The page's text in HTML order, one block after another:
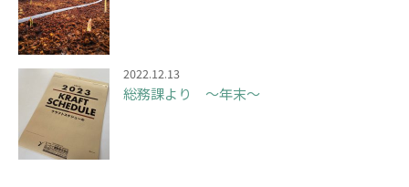
2022.12.13
総務課より ～年末～